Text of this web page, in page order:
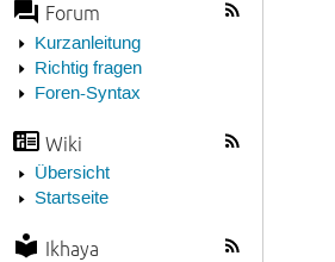
Forum
Kurzanleitung
Richtig fragen
Foren-Syntax
Wiki
Übersicht
Startseite
Ikhaya